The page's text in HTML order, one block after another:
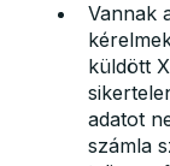
Vannak
küldött
adatot
számla